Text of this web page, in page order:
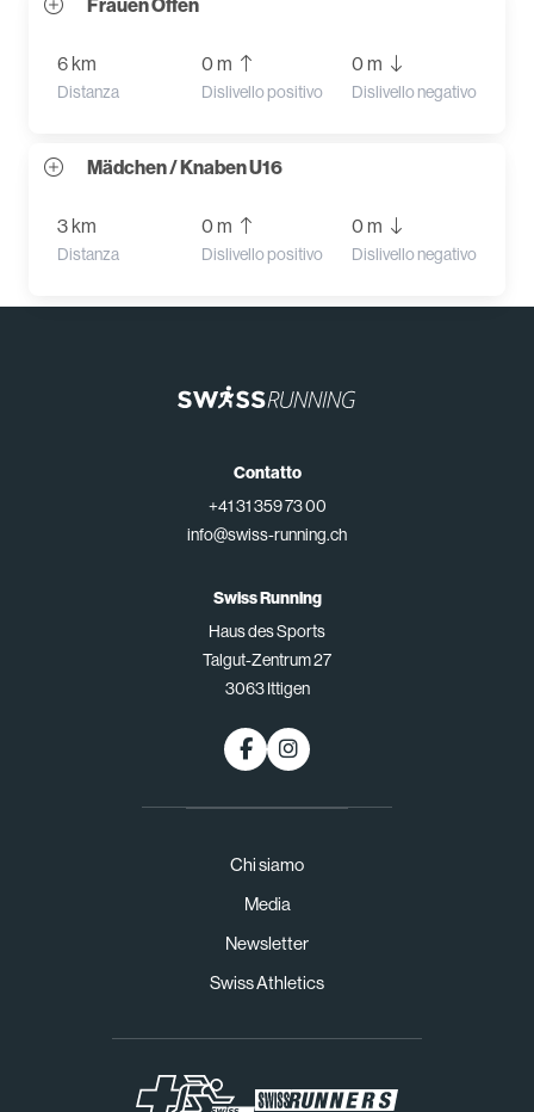
Frauen Offen
6 km
Distanza
0 m
Dislivello positivo
0 m
Dislivello negativo
Mädchen / Knaben U16
3 km
Distanza
0 m
Dislivello positivo
0 m
Dislivello negativo
Chi siamo
Media
Newsletter
Swiss Athletics
Contatto
+41 31 359 73 00
info@swiss-running.ch
Swiss Running
Haus des Sports
Talgut-Zentrum 27
3063 Ittigen